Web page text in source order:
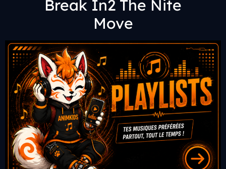
Break In2 The Nite
Move